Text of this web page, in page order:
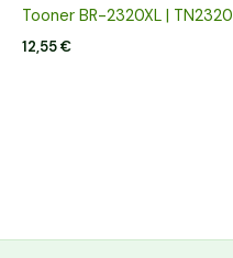
Tooner BR-2320XL | TN2320
12,55€